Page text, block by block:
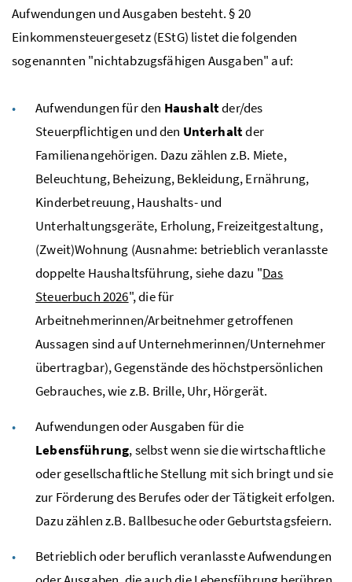
Aufwendungen und Ausgaben besteht. § 20
Einkommensteuergesetz (EStG) listet die folgenden
sogenannten "nichtabzugsfähigen Ausgaben" auf:
Aufwendungen für den Haushaltder/des
Steuerpflichtigen und den Unterhaltder
Familienangehörigen. Dazu zählen z.B. Miete,
Beleuchtung, Beheizung, Bekleidung, Ernährung,
Kinderbetreuung, Haushalts- und
Unterhaltungsgeräte, Erholung, Freizeitgestaltung,
(Zweit)Wohnung (Ausnahme: betrieblich veranlasste
doppelte Haushaltsführung, siehe dazu "Das
Steuerbuch 2026", die für
Arbeitnehmerinnen/Arbeitnehmer getroffenen
Aussagen sind auf Unternehmerinnen/Unternehmer
übertragbar), Gegenstände des höchstpersönlichen
Gebrauches, wiez.B. Brille, Uhr, Hörgerät.
Aufwendungen oder Ausgaben für die
Lebensführung, selbst wenn sie die wirtschaftliche
oder gesellschaftliche Stellung mit sich bringt und sie
zur Förderung des Berufes oder der Tätigkeit erfolgen.
Dazu zählenz.B. Ballbesuche oder Geburtstagsfeiern.
Betrieblich oder beruflich veranlasste Aufwendungen